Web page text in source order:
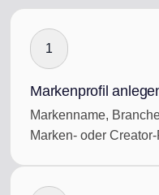
1
Markenprofil
Markenname,
Marken- oder